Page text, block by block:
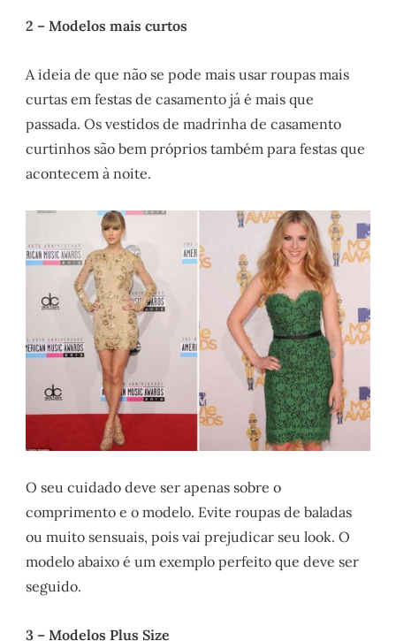
2 – Modelos mais curtos
A ideia de que não se pode mais usar roupas mais
curtas em festas de casamento já é mais que
passada. Os vestidos de madrinha de casamento
curtinhos são bem próprios também para festas que
acontecem à noite.
O seu cuidado deve ser apenas sobre o
comprimento e o modelo. Evite roupas de baladas
ou muito sensuais, pois vai prejudicar seu look. O
modelo abaixo é um exemplo perfeito que deve ser
seguido.
3 – Modelos Plus Size